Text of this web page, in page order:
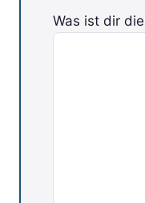
Bitte lasse
Was ist dir